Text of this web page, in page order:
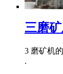
三磨
3 磨矿机
.